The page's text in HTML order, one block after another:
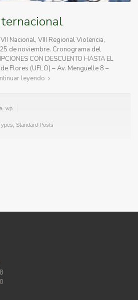
Nacional, VIII Regional Violencia,
de noviembre. Cronograma del
CON DESCUENTO HASTA EL
Flores (UFLO) – Av. Menguelle 8 –
leyendo
Standard Posts